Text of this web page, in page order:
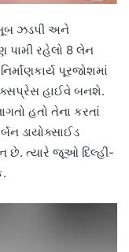
ખૂબ ઝડપી અને
પામી રહેલો 8 લેન
પૂરજોશમાં
હાઈવે બનશે.
હતો તેના કરતાં
ડાયોક્સાઈડ
છે. ત્યારે જૂઓ દિલ્હી-